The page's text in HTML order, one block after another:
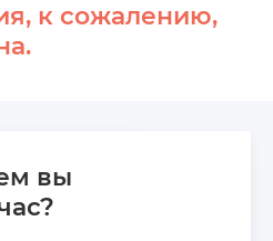
к сожалению,
вы